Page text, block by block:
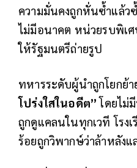
ความมั่นคงถูกหั่นซ้ำแล้ว
ไม่มีอนาคต หน่วยรบพิเ
ให้รัฐมนตรีถ่ายรูป
ทหารระดับผู้นำถูกโยกย้า
โปร่งใสในอดีต”โดยไม่
ถูกดูแคลนในทุกเวที โรง
ร้อยถูกวิพากษ์ว่าล้าหลังแ